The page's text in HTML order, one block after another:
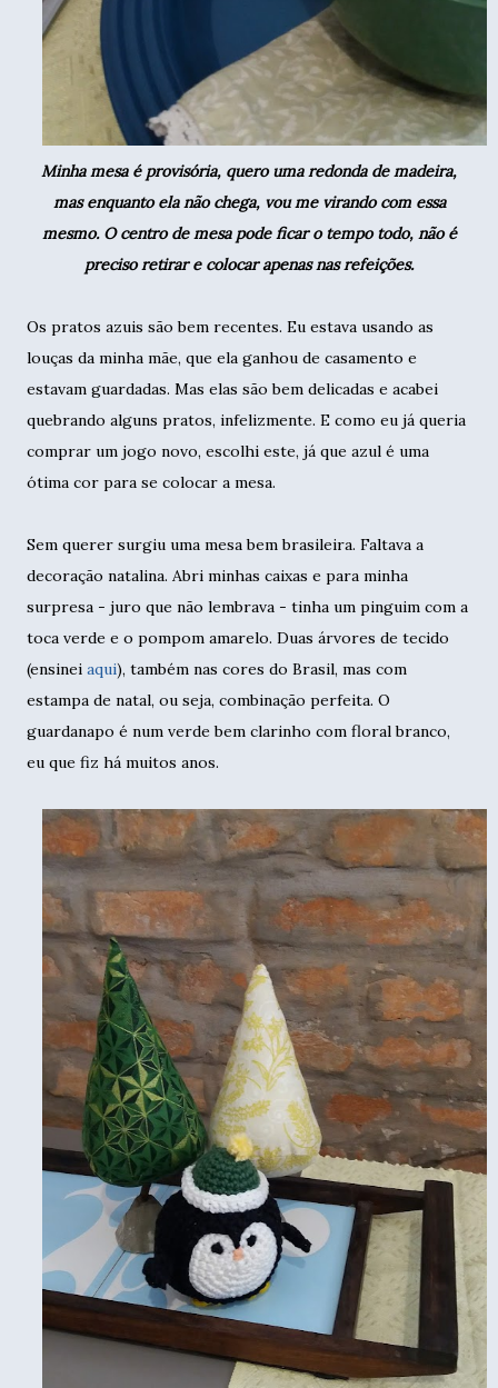
Minha mesa é provisória, quero uma redonda de madeira,
mas enquanto ela não chega, vou me virando com essa
mesmo. O centro de mesa pode ficar o tempo todo, não é
preciso retirar e colocar apenas nas refeições.
Os pratos azuis são bem recentes. Eu estava usando as
louças da minha mãe, que ela ganhou de casamento e
estavam guardadas. Mas elas são bem delicadas e acabei
quebrando alguns pratos, infelizmente. E como eu já queria
comprar um jogo novo, escolhi este, já que azul é uma
ótima cor para se colocar a mesa.
Sem querer surgiu uma mesa bem brasileira. Faltava a
decoração natalina. Abri minhas caixas e para minha
surpresa - juro que não lembrava - tinha um pinguim com a
toca verde e o pompom amarelo. Duas árvores de tecido
(ensinei aqui), também nas cores do Brasil, mas com
estampa de natal, ou seja, combinação perfeita. O
guardanapo é num verde bem clarinho com floral branco,
eu que fiz há muitos anos.